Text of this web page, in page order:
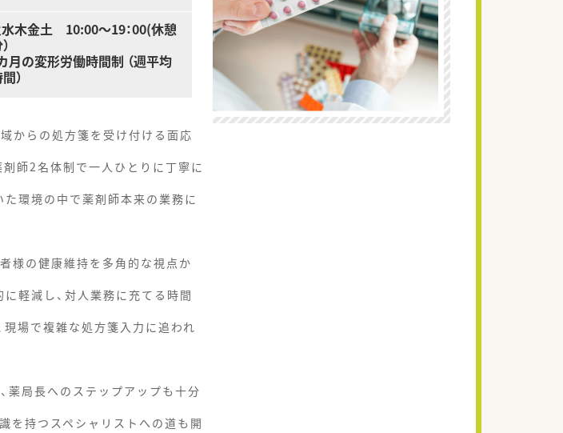
木金土 10:00～19：00(休憩
月の変形労働時間制 （週平均
）
からの処方箋を受け付ける面応
師2名体制で一人ひとりに丁寧に
環境の中で薬剤師本来の業務に
様の健康維持を多角的な視点か
軽減し、対人業務に充てる時間
場で複雑な処方箋入力に追われ
薬局長へのステップアップも十分
持つスペシャリストへの道も開